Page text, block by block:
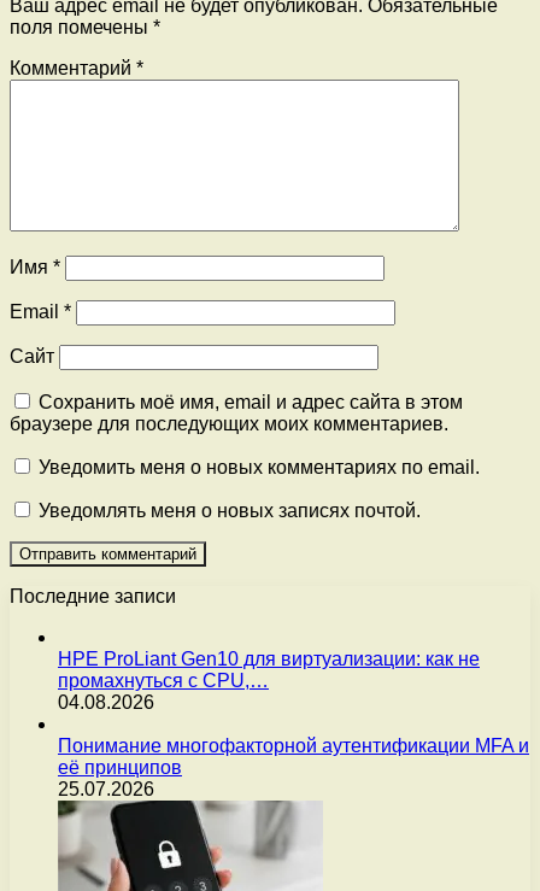
Ваш адрес email не будет опубликован. Обязательные
поля помечены *
Комментарий *
Имя *
Email *
Сайт
Сохранить моё имя, email и адрес сайта в этом
браузере для последующих моих комментариев.
Уведомить меня о новых комментариях по email.
Уведомлять меня о новых записях почтой.
Последние записи
HPE ProLiant Gen10 для виртуализации: как не
промахнуться с CPU,…
04.08.2026
Понимание многофакторной аутентификации MFA и
её принципов
25.07.2026